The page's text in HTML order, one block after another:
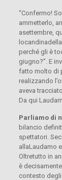
“Confermo!
ammetterlo,
asettembre,
perché gli è
giugno?”. E
fatto molto di
realizzando
aveva
Da qui
Parliamo di
bilancio
spettatori.
allaLaudamo
Oltretutto in
è
contesto degli